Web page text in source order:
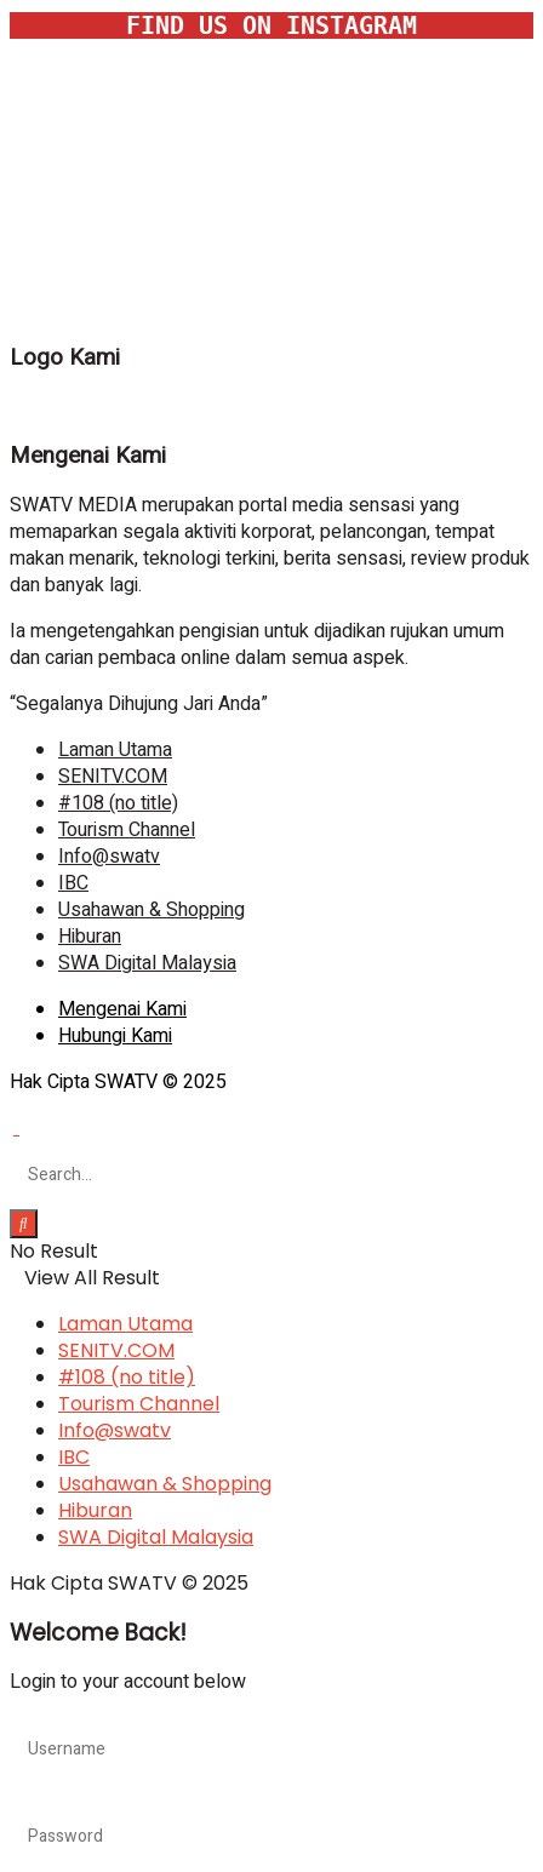
FIND US ON INSTAGRAM
Logo Kami
Mengenai Kami
SWATV MEDIA merupakan portal media sensasi yang
memaparkan segala aktiviti korporat, pelancongan, tempat
makan menarik, teknologi terkini, berita sensasi, review produk
dan banyak lagi.
Ia mengetengahkan pengisian untuk dijadikan rujukan umum
dan carian pembaca online dalam semua aspek.
“Segalanya Dihujung Jari Anda”
Laman Utama
SENITV.COM
#108 (no title)
Tourism Channel
Info@swatv
IBC
Usahawan & Shopping
Hiburan
SWA Digital Malaysia
Mengenai Kami
Hubungi Kami
Hak Cipta SWATV © 2025
No Result
View All Result
Laman Utama
SENITV.COM
#108 (no title)
Tourism Channel
Info@swatv
IBC
Usahawan & Shopping
Hiburan
SWA Digital Malaysia
Hak Cipta SWATV © 2025
Welcome Back!
Login to your account below